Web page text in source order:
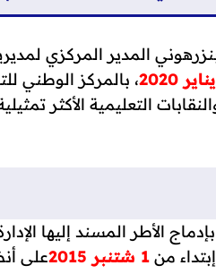
المدير المركزي
، بالمركز الوطني
التعليمية الأكثر
الأطر المسند إليها
من 1 شتنبر 2015
على